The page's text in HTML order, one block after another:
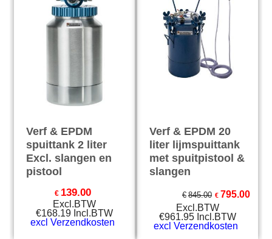
Verf & EPDM
spuittank 2 liter
Excl. slangen en
pistool
€ 139.00
Excl.BTW
€168.19 Incl.BTW
excl Verzendkosten
Verf & EPDM 20
liter lijmspuittank
met spuitpistool &
slangen
€ 845.00 € 795.00
Excl.BTW
€961.95 Incl.BTW
excl Verzendkosten